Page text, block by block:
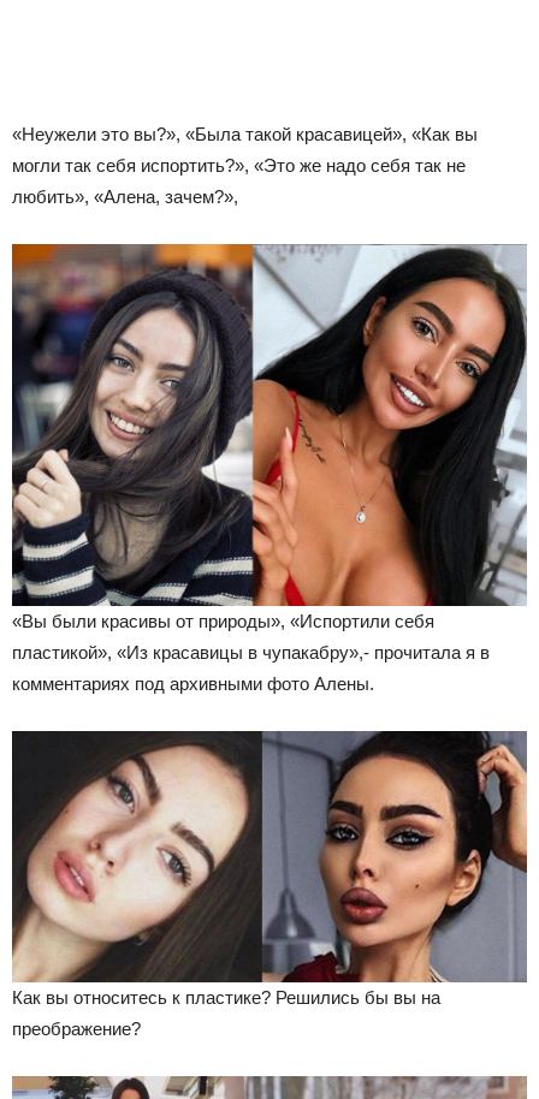
«Неужели это вы?», «Была такой красавицей», «Как вы
могли так себя испортить?», «Это же надо себя так не
любить», «Алена, зачем?»,
«Вы были красивы от природы», «Испортили себя
пластикой», «Из красавицы в чупакабру»,- прочитала я в
комментариях под архивными фото Алены.
Как вы относитесь к пластике? Решились бы вы на
преображение?